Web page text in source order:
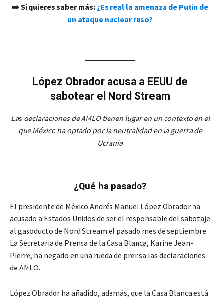
➡️Si quieres saber más: ¿Es real la amenaza de Putin de
un ataque nuclear ruso?
López Obrador acusa a EEUU de
sabotear el Nord Stream
Las declaraciones de AMLO tienen lugar en un contexto en el
que México ha optado por la neutralidad en la guerra de
Ucrania
¿Qué ha pasado?
El presidente de México Andrés Manuel López Obrador ha
acusado a Estados Unidos de ser el responsable del sabotaje
al gasoducto de Nord Stream el pasado mes de septiembre.
La Secretaria de Prensa de la Casa Blanca, Karine Jean-
Pierre, ha negado en una rueda de prensa las declaraciones
de AMLO.
López Obrador ha añadido, además, que la Casa Blanca está